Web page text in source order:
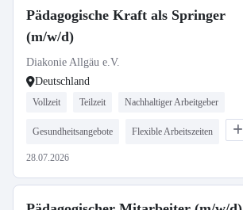
Pädagogische Kraft als Springer
(m/w/d)
Diakonie Allgäu e.V.
Deutschland
Vollzeit Teilzeit Nachhaltiger Arbeitgeber
Gesundheitsangebote Flexible Arbeitszeiten
28.07.2026